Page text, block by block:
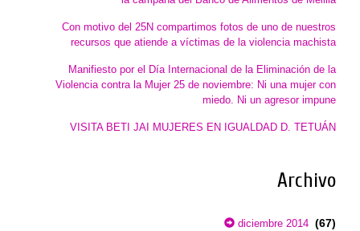
Con motivo del 25N compartimos fotos de uno de nuestros
recursos que atiende a víctimas de la violencia machista
Manifiesto por el Día Internacional de la Eliminación de la
Violencia contra la Mujer 25 de noviembre: Ni una mujer con
miedo. Ni un agresor impune
VISITA BETI JAI MUJERES EN IGUALDAD D. TETUÁN
Archivo
diciembre 2014 (67)